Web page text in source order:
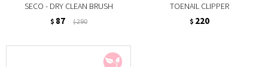
SECO - DRY CLEAN BRUSH
$ 87 $290
TOENAIL CLIPPER
$ 220